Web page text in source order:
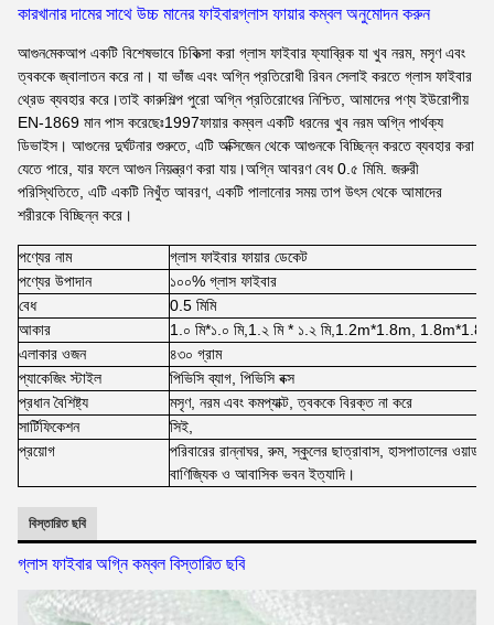
কারখানার দামের সাথে উচ্চ মানের ফাইবারগ্লাস ফায়ার কম্বল অনুমোদন করুন
আগুনমেকআপ একটি বিশেষভাবে চিকিত্সা করা গ্লাস ফাইবার ফ্যাব্রিক যা খুব নরম, মসৃণ এবং
ত্বককে জ্বালাতন করে না। যা ভাঁজ এবং অগ্নি প্রতিরোধী রিবন সেলাই করতে গ্লাস ফাইবার
থ্রেড ব্যবহার করে।তাই কারুশিল্প পুরো অগ্নি প্রতিরোধের নিশ্চিত, আমাদের পণ্য ইউরোপীয়
EN-1869 মান পাস করেছেঃ1997ফায়ার কম্বল একটি ধরনের খুব নরম অগ্নি পার্থক্য
ডিভাইস। আগুনের দুর্ঘটনার শুরুতে, এটি অক্সিজেন থেকে আগুনকে বিচ্ছিন্ন করতে ব্যবহার করা
যেতে পারে, যার ফলে আগুন নিয়ন্ত্রণ করা যায়।অগ্নি আবরণ বেধ 0.৫ মিমি. জরুরী
পরিস্থিতিতে, এটি একটি নিখুঁত আবরণ, একটি পালানোর সময় তাপ উৎস থেকে আমাদের
শরীরকে বিচ্ছিন্ন করে।
পণ্যের নাম
গ্লাস ফাইবার ফায়ার ডেকেট
পণ্যের উপাদান
১০০% গ্লাস ফাইবার
বেধ
0.5 মিমি
আকার
1.০ মি*১.০ মি,1.২ মি * ১.২ মি,1.2m*1.8m,
এলাকার ওজন
৪৩০ গ্রাম
প্যাকেজিং স্টাইল
পিভিসি ব্যাগ, পিভিসি বক্স
প্রধান বৈশিষ্ট্য
মসৃণ, নরম এবং কমপ্যাক্ট, ত্বককে বিরক্ত না করে
সার্টিফিকেশন
সিই,
প্রয়োগ
পরিবারের রান্নাঘর, রুম, স্কুলের ছাত্রাবাস, হাসপাতালের
বাণিজ্যিক ও আবাসিক ভবন ইত্যাদি।
বিস্তারিত ছবি
গ্লাস ফাইবার অগ্নি কম্বল বিস্তারিত ছবি